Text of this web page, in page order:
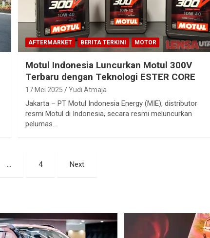
AFTERMARKET BERITA TERKINI MOTOR
Motul Indonesia Luncurkan Motul 300V
Terbaru dengan Teknologi ESTER CORE
17 Mei 2025 Yudi Atmaja
Jakarta – PT Motul Indonesia Energy (MIE), distributor
resmi Motul di Indonesia, secara resmi meluncurkan
pelumas…
… 4 Next